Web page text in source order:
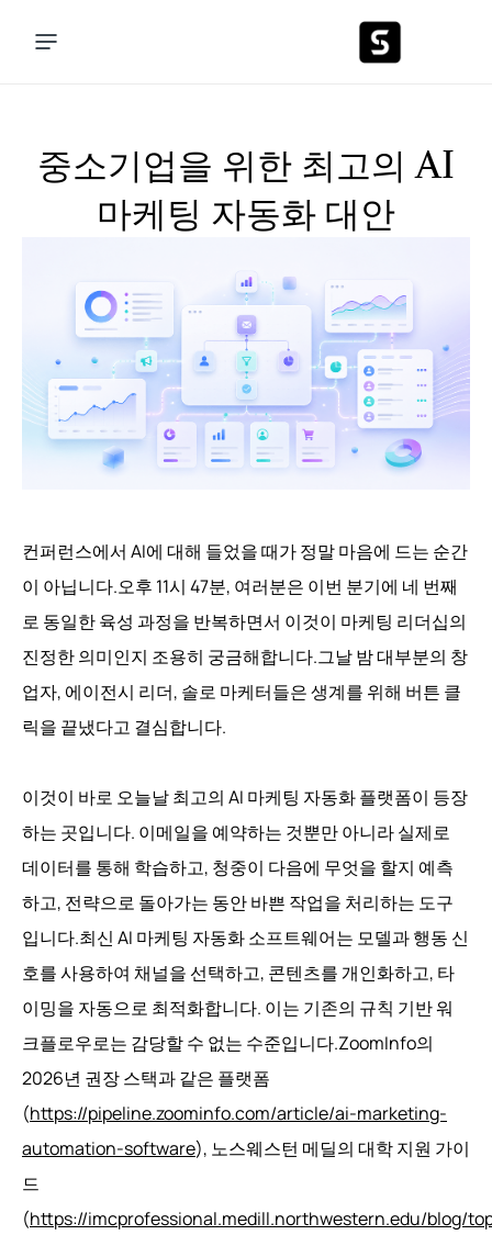
중소기업을 위한 최고의 AI
마케팅 자동화 대안
컨퍼런스에서 AI에 대해 들었을 때가 정말 마음에 드는 순간
이 아닙니다.오후 11시 47분, 여러분은 이번 분기에 네 번째
로 동일한 육성 과정을 반복하면서 이것이 마케팅 리더십의
진정한 의미인지 조용히 궁금해합니다.그날 밤 대부분의 창
업자, 에이전시 리더, 솔로 마케터들은 생계를 위해 버튼 클
릭을 끝냈다고 결심합니다.
이것이 바로 오늘날 최고의 AI 마케팅 자동화 플랫폼이 등장
하는 곳입니다. 이메일을 예약하는 것뿐만 아니라 실제로
데이터를 통해 학습하고, 청중이 다음에 무엇을 할지 예측
하고, 전략으로 돌아가는 동안 바쁜 작업을 처리하는 도구
입니다.최신 AI 마케팅 자동화 소프트웨어는 모델과 행동 신
호를 사용하여 채널을 선택하고, 콘텐츠를 개인화하고, 타
이밍을 자동으로 최적화합니다. 이는 기존의 규칙 기반 워
크플로우로는 감당할 수 없는 수준입니다.ZoomInfo의
2026년 권장 스택과 같은 플랫폼
(https://pipeline.zoominfo.com/article/ai-marketing-
automation-software), 노스웨스턴 메딜의 대학 지원 가이
드
(https://imcprofessional.medill.northwestern.edu/blog/